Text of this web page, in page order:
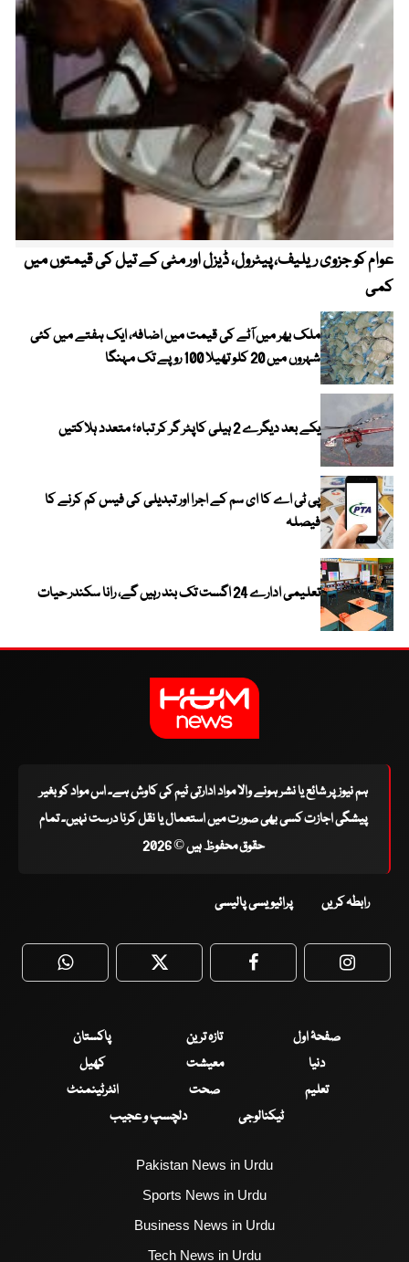
عوام کو جزوی ریلیف، پیٹرول، ڈیزل اور مٹی کے تیل کی قیمتوں میں
کمی
ملک بھر میں آٹے کی قیمت میں اضافہ، ایک ہفتے میں کئی
شہروں میں 20 کلو تھیلا 100 روپے تک مہنگا
یکے بعد دیگرے 2 ہیلی کاپٹر گر کر تباہ؛ متعدد ہلاکتیں
پی ٹی اے کا ای سم کے اجرا اور تبدیلی کی فیس کم کرنے کا
فیصلہ
تعلیمی ادارے 24 اگست تک بند رہیں گے، رانا سکندر حیات
ہم نیوز پر شائع یا نشر ہونے والا مواد ادارتی ٹیم کی کاوش ہے۔ اس مواد کو بغیر
پیشگی اجازت کسی بھی صورت میں استعمال یا نقل کرنا درست نہیں۔ تمام
حقوق محفوظ ہیں © 2026
رابطہ کریں پرائیویسی پالیسی
WhatsApp Twitter Facebook
صفحۂ اول تازہ ترین
پاکستان
دنیا
معیشت
کھیل
تعلیم
صحت
انٹرٹینمنٹ
ٹیکنالوجی
دلچسپ و عجیب
Pakistan News in Urdu
Sports News in Urdu
Business News in Urdu
Tech News in Urdu